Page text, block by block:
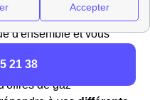
d'ensemble et vous
les unes aux autres.
de gaz
21 38